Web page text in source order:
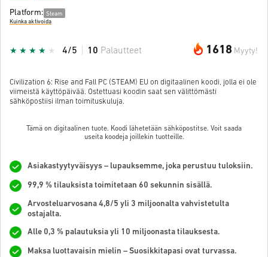
Platform: Steam
Kuinka aktivoida
1618 Myyty!
4/5 10 Palautteet
Civilization 6: Rise and Fall PC (STEAM) EU on digitaalinen koodi, jolla ei ole
viimeistä käyttöpäivää. Ostettuasi koodin saat sen välittömästi
sähköpostiisi ilman toimituskuluja.
Tämä on digitaalinen tuote. Koodi lähetetään sähköpostitse. Voit saada
useita koodeja joillekin tuotteille.
Asiakastyytyväisyys – lupauksemme, joka perustuu tuloksiin.
99,9 % tilauksista toimitetaan 60 sekunnin sisällä.
Arvosteluarvosana 4,8/5 yli 3 miljoonalta vahvistetulta
ostajalta.
Alle 0,3 % palautuksia yli 10 miljoonasta tilauksesta.
Maksa luottavaisin mielin – Suosikkitapasi ovat turvassa.